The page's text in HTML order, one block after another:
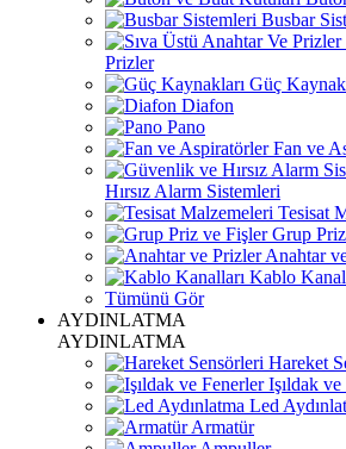
Busbar
Prizler
Güç
Diafon
Pano
Fan ve
Hırsız Alarm Sistemleri
Tesisat
Grup
Anahtar
Kablo
Tümünü Gör
AYDINLATMA
AYDINLATMA
Hareket
Işıldak ve
Led
Armatür